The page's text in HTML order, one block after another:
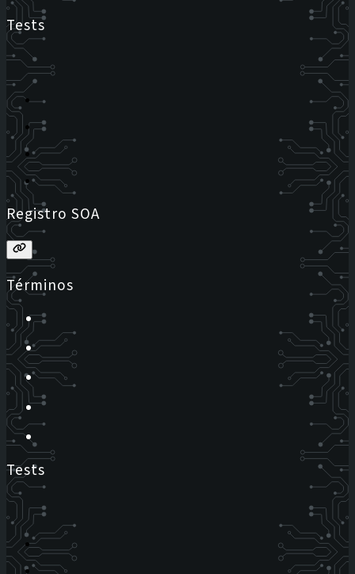
Tests
Registro SOA
Términos
Tests